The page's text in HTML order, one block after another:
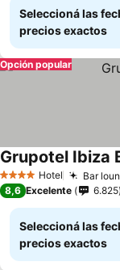
Seleccioná las
precios exactos
Opción popular
4 EstrellasHotel Bar
Grupotel Ibiza
8,6 Excelente 6.825
Seleccioná las
precios exactos